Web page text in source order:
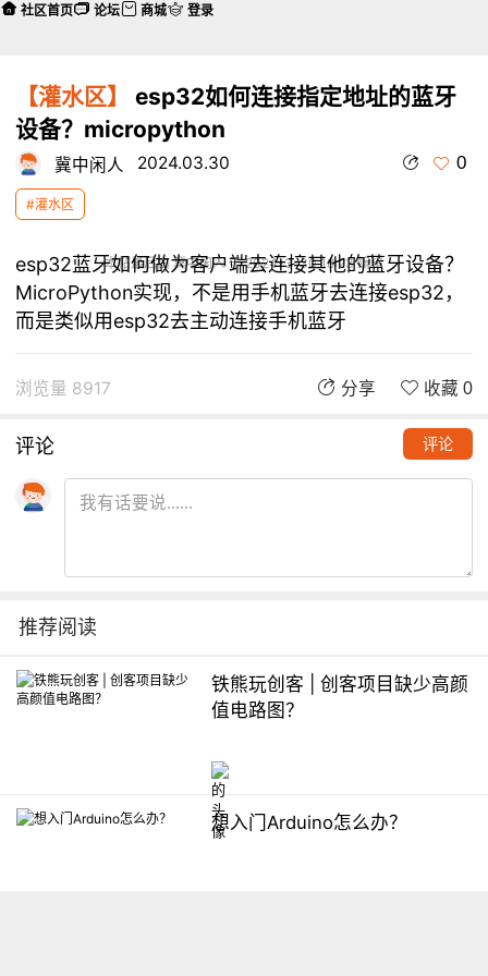
【灌水区】
esp32如何连接指定地址的蓝牙
设备？micropython
冀中闲人 2024.03.30 0
#灌水区
本帖最后由 冀中闲人 于 2024-3-30 18:23 编辑
esp32蓝牙如何做为客户端去连接其他的蓝牙设备？
MicroPython实现，不是用手机蓝牙去连接esp32，
而是类似用esp32去主动连接手机蓝牙
浏览量 8917 分享 收藏 0
评论 评论
推荐阅读
铁熊玩创客 | 创客项目缺少高颜
值电路图？
想入门Arduino怎么办？
社区首页 论坛 商城 登录